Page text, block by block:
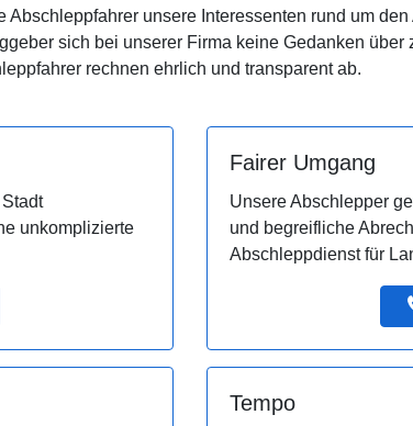
Abschleppfahrer unsere Interessenten rund um
sich bei unserer Firma keine Gedanken über
rechnen ehrlich und transparent ab.
unkomplizierte
Fairer Umgang
Unsere Abschlepper
und begreifliche
Abschleppdienst für
Tempo